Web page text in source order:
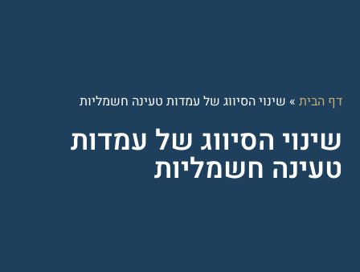
דף הבית » שינוי הסיווג של עמדות טעינה חשמליות
שינוי הסיווג של עמדות
טעינה חשמליות